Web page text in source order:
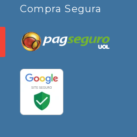
Compra Segura